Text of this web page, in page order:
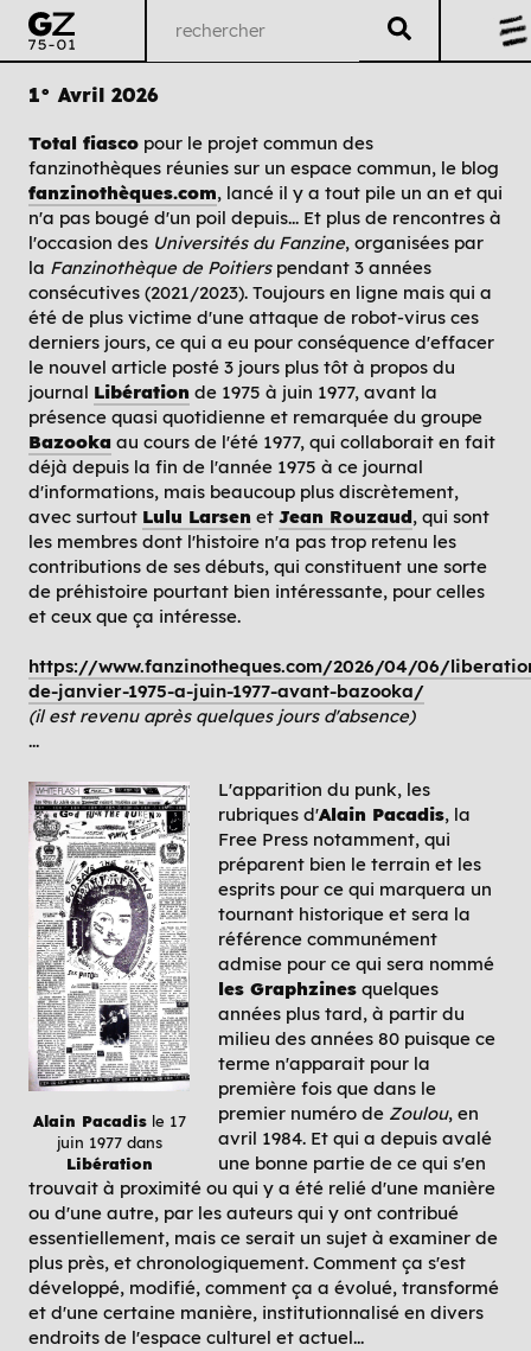
1° Avril 2026
Total fiasco pour le projet commun des
fanzinothèques réunies sur un espace commun, le blog
fanzinothèques.com, lancé il y a tout pile un an et qui
n'a pas bougé d'un poil depuis... Et plus de rencontres à
l'occasion des Universités du Fanzine, organisées par
la Fanzinothèque de Poitierspendant 3 années
consécutives (2021/2023). Toujours en ligne mais qui a
été de plus victime d'une attaque de robot-virus ces
derniers jours, ce qui a eu pour conséquence d'effacer
le nouvel article posté 3 jours plus tôt à propos du
journal Libération de 1975 à juin 1977, avant la
présence quasi quotidienne et remarquée du groupe
Bazooka au cours de l'été 1977, qui collaborait en fait
déjà depuis la fin de l'année 1975 à ce journal
d'informations, mais beaucoup plus discrètement,
avec surtout Lulu Larsen et Jean Rouzaud, qui sont
les membres dont l'histoire n'a pas trop retenu les
contributions de ses débuts, qui constituent une sorte
de préhistoire pourtant bien intéressante, pour celles
et ceux que ça intéresse.
https://www.fanzinotheques.com/2026/04/06/
de-janvier-1975-a-juin-1977-avant-bazooka/
(il est revenu après quelques jours d'absence)
...
Alain Pacadisle 17
juin 1977 dans
Libération
L'apparition du punk, les
rubriques d'Alain Pacadis, la
Free Press notamment, qui
préparent bien le terrain et les
esprits pour ce qui marquera un
tournant historique et sera la
référence communément
admise pour ce qui sera nommé
les Graphzines quelques
années plus tard, à partir du
milieu des années 80 puisque ce
terme n'apparait pour la
première fois que dans le
premier numéro de Zoulou, en
avril 1984. Et qui a depuis avalé
une bonne partie de ce qui s'en
trouvait à proximité ou qui y a été relié d'une manière
ou d'une autre, par les auteurs qui y ont contribué
essentiellement, mais ce serait un sujet à examiner de
plus près, et chronologiquement. Comment ça s'est
développé, modifié, comment ça a évolué, transformé
et d'une certaine manière, institutionnalisé en divers
endroits de l'espace culturel et actuel...